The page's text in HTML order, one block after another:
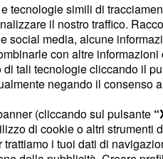
Signore, Marta
è successo con
tecnologie simili di
il nostro traffico.
social media, alcune
con altre
di tali tecnologie cliccando il
negando il consenso
(cliccando sul pulsante
di cookie o altri strumenti
trattiamo i tuoi dati di